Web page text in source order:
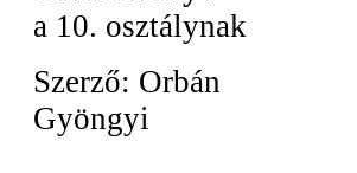
a 10. osztálynak
Szerző: Orbán
Gyöngyi